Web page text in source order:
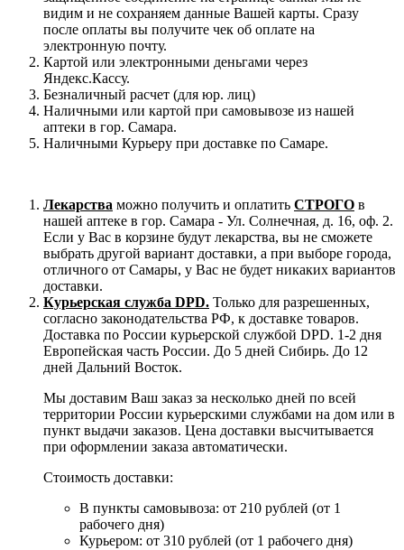
видим и не сохраняем данные Вашей карты. Сразу
после оплаты вы получите чек об оплате на
электронную почту.
Картой или электронными деньгами через
Яндекс.Кассу.
Безналичный расчет (для юр. лиц)
Наличными или картой при самовывозе из нашей
аптеки в гор. Самара.
Наличными Курьеру при доставке по Самаре.
Лекарства можно получить и оплатить СТРОГО в
нашей аптеке в гор. Самара - Ул. Солнечная, д. 16, оф. 2.
Если у Вас в корзине будут лекарства, вы не сможете
выбрать другой вариант доставки, а при выборе города,
отличного от Самары, у Вас не будет никаких вариантов
доставки.
Курьерская служба DPD. Только для разрешенных,
согласно законодательства РФ, к доставке товаров.
Доставка по России курьерской службой DPD. 1-2 дня
Европейская часть России. До 5 дней Сибирь. До 12
дней Дальний Восток.
Мы доставим Ваш заказ за несколько дней по всей
территории России курьерскими службами на дом или в
пункт выдачи заказов. Цена доставки высчитывается
при оформлении заказа автоматически.
Стоимость доставки:
В пункты самовывоза: от 210 рублей (от 1
рабочего дня)
Курьером: от 310 рублей (от 1 рабочего дня)